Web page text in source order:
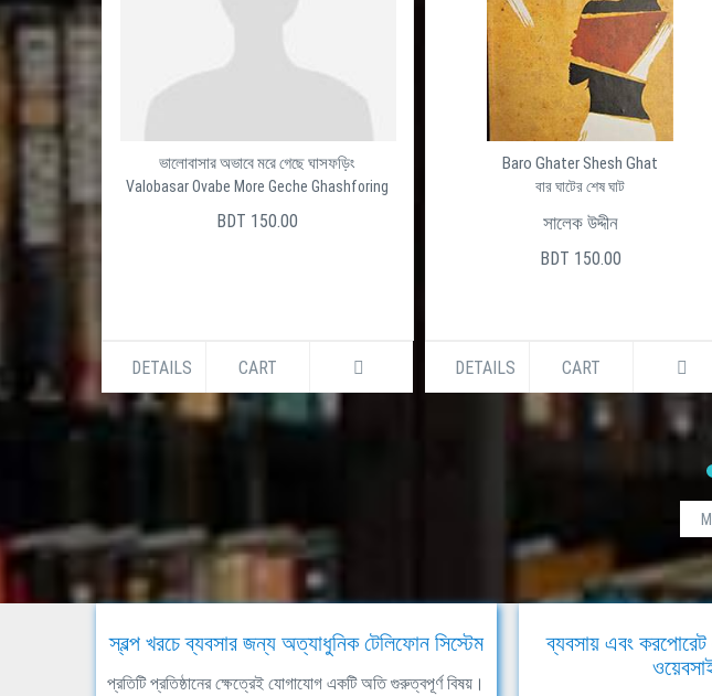
ভালোবাসার অভাবে মরে গেছে ঘাসফড়িং
Valobasar Ovabe More Geche Ghashforing
BDT 150.00
DETAILS CART
Baro Ghater Shesh Ghat
বার ঘাটের শেষ ঘাট
সালেক উদ্দীন
BDT 150.00
DETAILS CART
স্বল্প খরচে ব্যবসার জন্য অত্যাধুনিক টেলিফোন সিস্টেম
প্রতিটি প্রতিষ্ঠানের ক্ষেত্রেই যোগাযোগ একটি অতি গুরুত্বপূর্ণ বিষয়।
ব্যবসায় এবং